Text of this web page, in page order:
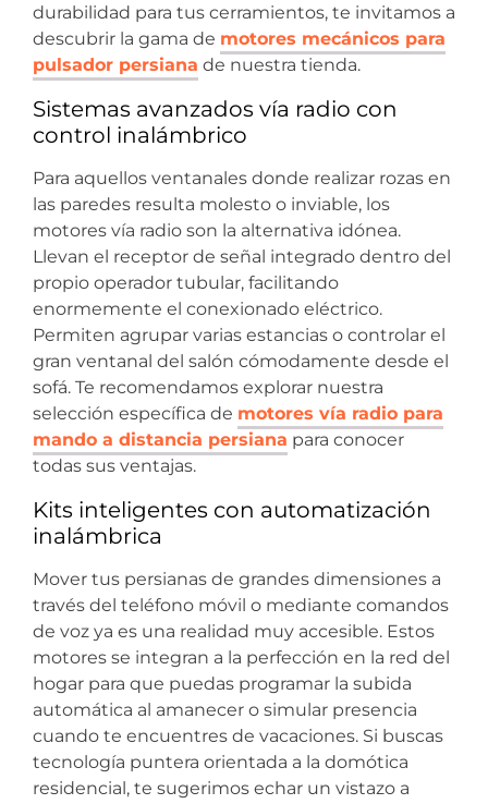
durabilidad para tus cerramientos, te invitamos a
descubrir la gama de motores mecánicos para
pulsador persiana de nuestra tienda.
Sistemas avanzados vía radio con
control inalámbrico
Para aquellos ventanales donde realizar rozas en
las paredes resulta molesto o inviable, los
motores vía radio son la alternativa idónea.
Llevan el receptor de señal integrado dentro del
propio operador tubular, facilitando
enormemente el conexionado eléctrico.
Permiten agrupar varias estancias o controlar el
gran ventanal del salón cómodamente desde el
sofá. Te recomendamos explorar nuestra
selección específica de motores vía radio para
mando a distancia persiana para conocer
todas sus ventajas.
Kits inteligentes con automatización
inalámbrica
Mover tus persianas de grandes dimensiones a
través del teléfono móvil o mediante comandos
de voz ya es una realidad muy accesible. Estos
motores se integran a la perfección en la red del
hogar para que puedas programar la subida
automática al amanecer o simular presencia
cuando te encuentres de vacaciones. Si buscas
tecnología puntera orientada a la domótica
residencial, te sugerimos echar un vistazo a